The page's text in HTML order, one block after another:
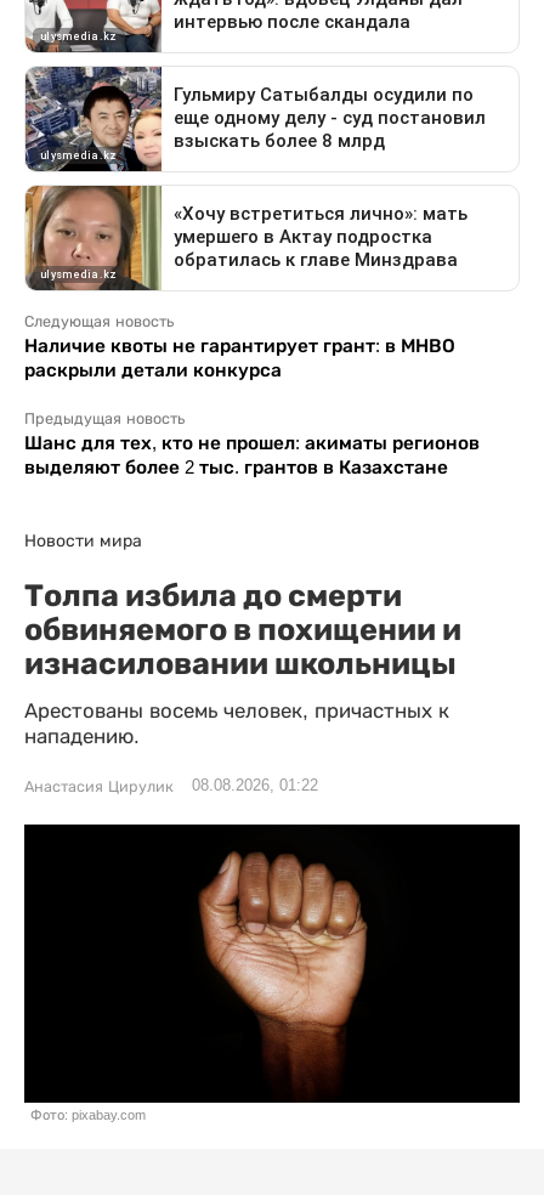
Следующая новость
Наличие квоты не гарантирует грант: в МНВО
раскрыли детали конкурса
Предыдущая новость
Шанс для тех, кто не прошел: акиматы регионов
выделяют более 2 тыс. грантов в Казахстане
Новости мира
Толпа избила до смерти
обвиняемого в похищении и
изнасиловании школьницы
Арестованы восемь человек, причастных к
нападению.
Анастасия Цирулик 08.08.2026, 01:22
Фото: pixabay.com